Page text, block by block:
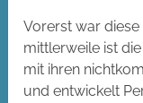
Vorerst war
mittlerweile ist
mit ihren
und entwickelt